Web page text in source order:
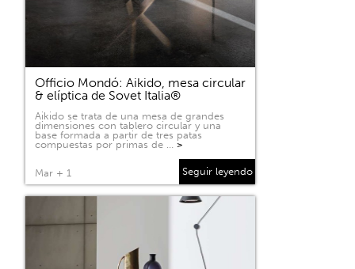
Officio Mondó: Aikido, mesa circular
& elíptica de Sovet Italia®
Aikido se trata de una mesa de grandes
dimensiones con tablero circular y una
base formada a partir de tres patas
compuestas por primas de … >
Mar + 1 Seguir leyendo